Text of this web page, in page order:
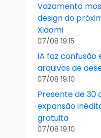
Vazamento
design do
Xiaomi
07/08 19:15
IA faz confusão
arquivos de
07/08 19:10
Presente de 30
expansão
gratuita
07/08 19:10